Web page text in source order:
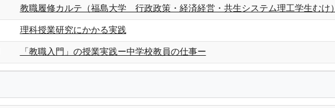
教職履修カルテ（福島大学 行政政策・経済経営・共生システム理工学生むけ）
理科授業研究にかかる実践
「教職入門」の授業実践ー中学校教員の仕事ー